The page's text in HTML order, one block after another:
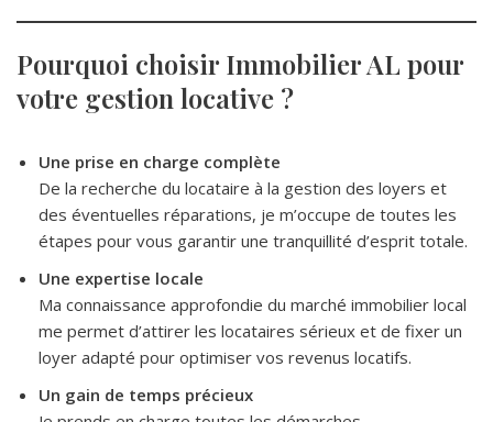
Pourquoi choisir Immobilier AL pour
votre gestion locative ?
Une prise en charge complète
De la recherche du locataire à la gestion des loyers et
des éventuelles réparations, je m’occupe de toutes les
étapes pour vous garantir une tranquillité d’esprit totale.
Une expertise locale
Ma connaissance approfondie du marché immobilier local
me permet d’attirer les locataires sérieux et de fixer un
loyer adapté pour optimiser vos revenus locatifs.
Un gain de temps précieux